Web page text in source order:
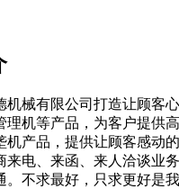
械有限公司打造让顾客
理机等产品，为客户提供
机产品，提供让顾客感动
来电、来函、来人洽谈业
。不求最好，只求更好是